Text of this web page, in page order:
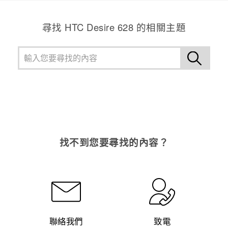
尋找 HTC Desire 628 的相關主題
找不到您要尋找的內容？
聯絡我們 致電